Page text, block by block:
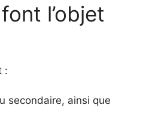
l’objet
:
secondaire, ainsi que